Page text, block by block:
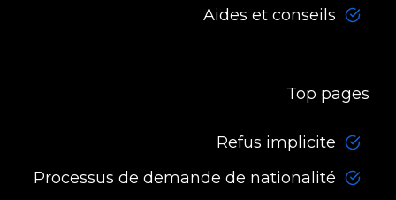
Aides et conseils
Top pages
Refus implicite
Processus de demande de nationalité